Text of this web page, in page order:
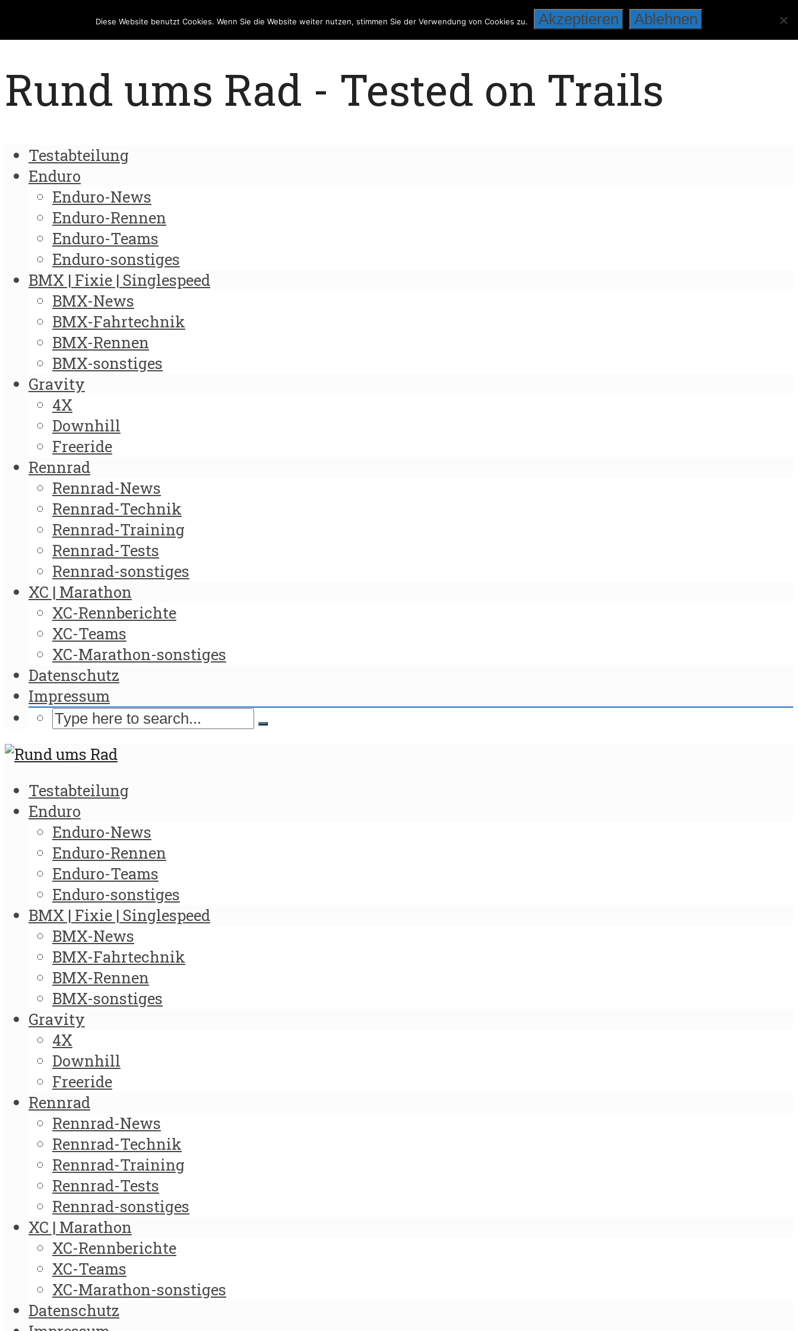
Rund ums Rad - Tested on Trails
Testabteilung
Enduro
Enduro-News
Enduro-Rennen
Enduro-Teams
Enduro-sonstiges
BMX | Fixie | Singlespeed
BMX-News
BMX-Fahrtechnik
BMX-Rennen
BMX-sonstiges
Gravity
4X
Downhill
Freeride
Rennrad
Rennrad-News
Rennrad-Technik
Rennrad-Training
Rennrad-Tests
Rennrad-sonstiges
XC | Marathon
XC-Rennberichte
XC-Teams
XC-Marathon-sonstiges
Datenschutz
Impressum
Testabteilung
Enduro
Enduro-News
Enduro-Rennen
Enduro-Teams
Enduro-sonstiges
BMX | Fixie | Singlespeed
BMX-News
BMX-Fahrtechnik
BMX-Rennen
BMX-sonstiges
Gravity
4X
Downhill
Freeride
Rennrad
Rennrad-News
Rennrad-Technik
Rennrad-Training
Rennrad-Tests
Rennrad-sonstiges
XC | Marathon
XC-Rennberichte
XC-Teams
XC-Marathon-sonstiges
Datenschutz
Diese Website benutzt Cookies. Wenn Sie die Website weiter nutzen, stimmen Sie der Verwendung von Cookies zu. Akzeptieren Ablehnen